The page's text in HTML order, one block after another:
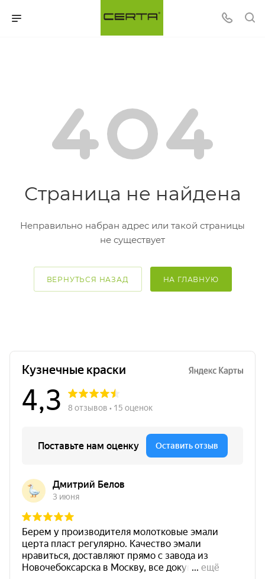
Страница не найдена
Неправильно набран адрес или такой страницы
не существует
ВЕРНУТЬСЯ НАЗАД НА ГЛАВНУЮ